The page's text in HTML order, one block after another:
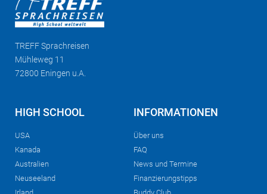
TREFFSprachreisen
Mühleweg 11
72800 Eningen u.A.
HIGH SCHOOL
USA
Kanada
Australien
Neuseeland
INFORMATIONEN
Über uns
FAQ
News und Termine
Finanzierungstipps